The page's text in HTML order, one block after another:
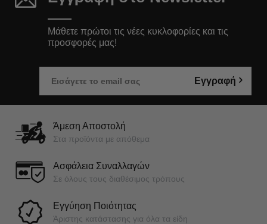
Μάθετε πρώτοι τις νέες κυκλοφορίες και τις
προσφορές μας!
Εγγραφή
Άμεση Αποστολή
Στα προϊόντα με απόθεμα
Ασφάλεια Συναλλαγών
Σε όλους τους διαθέσιμος τρόπους
Εγγύηση Ποιότητας
Άριστης κατάστασης για όλα τα είδη